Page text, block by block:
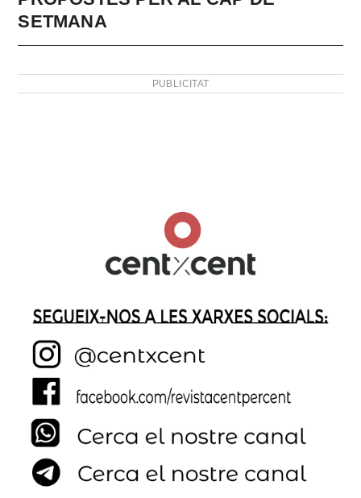
SETMANA
PUBLICITAT